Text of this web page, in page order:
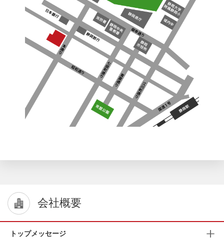
会社概要
トップメッセージ